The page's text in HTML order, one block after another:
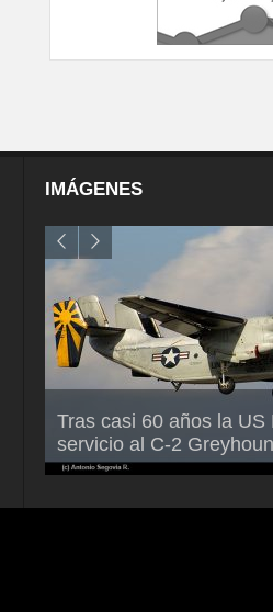
IMÁGENES
Tras casi 60 años la US
servicio al C-2
Air France-KLM anuncia
Mallet como nuevo
para América Latina